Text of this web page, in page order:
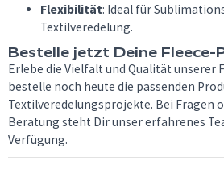
Flexibilität: Ideal für
Textilveredelung.
Bestelle jetzt Deine Fleece-
Erlebe die Vielfalt und Qualität unserer
bestelle noch heute die passenden
Textilveredelungsprojekte. Bei Fragen
Beratung steht Dir unser erfahrenes
Verfügung.